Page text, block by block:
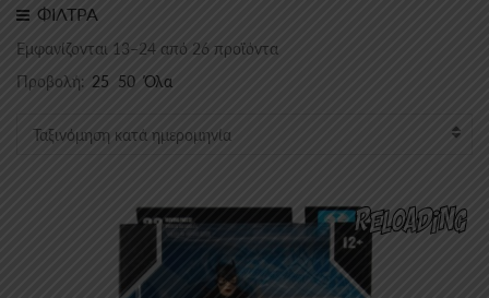
ΦΙΛΤΡΑ
Εμφανίζονται 13–24 από 26 προϊόντα
Προβολή: 25 50 Όλα